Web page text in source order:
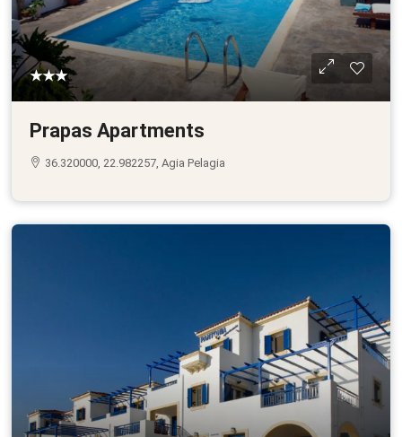
★★★
Prapas Apartments
36.320000, 22.982257, Agia Pelagia